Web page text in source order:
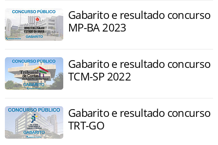
Gabarito e resultado concurso
MP-BA 2023
Gabarito e resultado concurso
TCM-SP 2022
Gabarito e resultado concurso
TRT-GO